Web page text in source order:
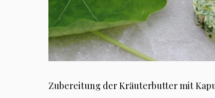
Zubereitung der Kräuterbutter mit